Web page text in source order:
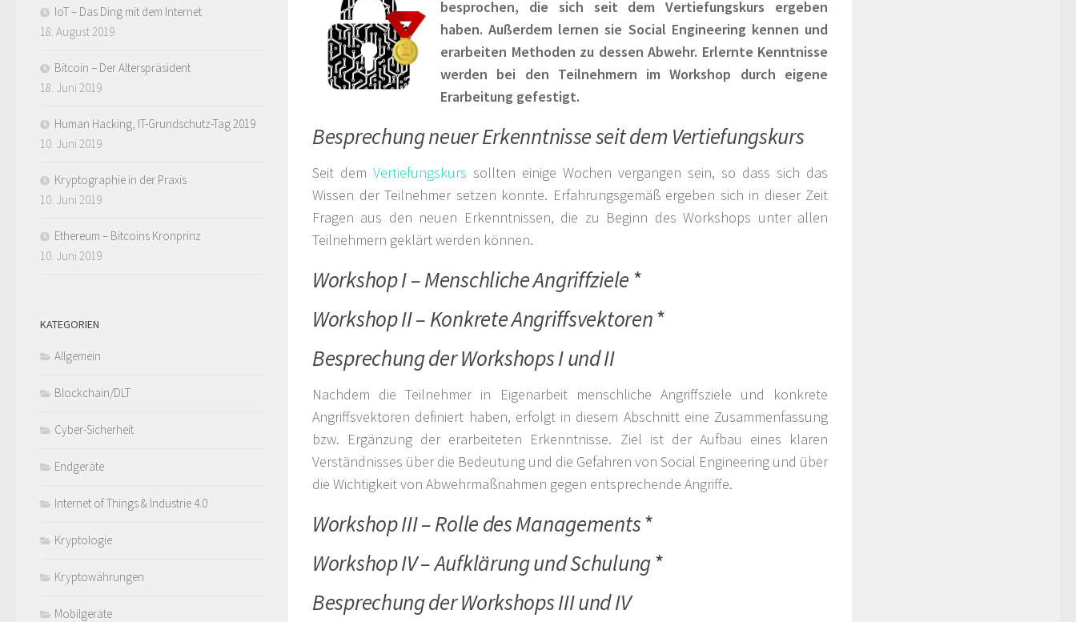
besprochen, die sich seit dem Vertiefungskurs ergeben
haben. Außerdem lernen sie Social Engineering kennen und
erarbeiten Methoden zu dessen Abwehr. Erlernte Kenntnisse
werden bei den Teilnehmern im Workshop durch eigene
Erarbeitung gefestigt.
Besprechung neuer Erkenntnisse seit dem Vertiefungskurs
Seit dem Vertiefungskurs sollten einige Wochen vergangen sein, so dass sich das
Wissen der Teilnehmer setzen konnte. Erfahrungsgemäß ergeben sich in dieser Zeit
Fragen aus den neuen Erkenntnissen, die zu Beginn des Workshops unter allen
Teilnehmern geklärt werden können.
Workshop I – Menschliche Angriffziele *
Workshop II – Konkrete Angriffsvektoren*
Besprechung der Workshops I und II
Nachdem die Teilnehmer in Eigenarbeit menschliche Angriffsziele und konkrete
Angriffsvektoren definiert haben, erfolgt in diesem Abschnitt eine Zusammenfassung
bzw. Ergänzung der erarbeiteten Erkenntnisse. Ziel ist der Aufbau eines klaren
Verständnisses über die Bedeutung und die Gefahren von Social Engineering und über
die Wichtigkeit von Abwehrmaßnahmen gegen entsprechende Angriffe.
Workshop III – Rolle des Managements*
Workshop IV – Aufklärung und Schulung*
Besprechung der Workshops III und IV
IoT – Das Ding mit dem Internet
18. August 2019
Bitcoin – Der Alterspräsident
18. Juni 2019
Human Hacking, IT-Grundschutz-Tag 2019
10. Juni 2019
Kryptographie in der Praxis
10. Juni 2019
Ethereum – Bitcoins Kronprinz
10. Juni 2019
KATEGORIEN
Allgemein
Blockchain/DLT
Cyber-Sicherheit
Endgeräte
Internet of Things & Industrie 4.0
Kryptologie
Kryptowährungen
Mobilgeräte